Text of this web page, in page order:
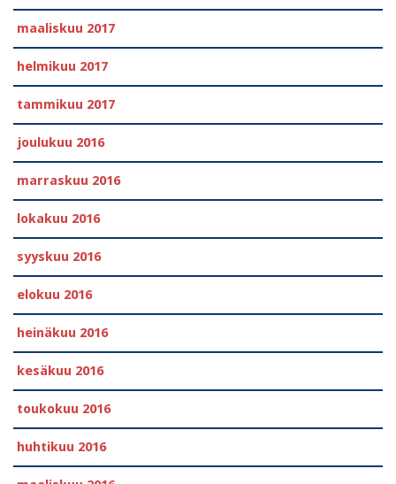
maaliskuu 2017
helmikuu 2017
tammikuu 2017
joulukuu 2016
marraskuu 2016
lokakuu 2016
syyskuu 2016
elokuu 2016
heinäkuu 2016
kesäkuu 2016
toukokuu 2016
huhtikuu 2016